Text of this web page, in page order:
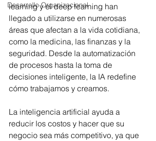
Desarrollo Organizacional
learning y el deep learning han
llegado a utilizarse en numerosas
áreas que afectan a la vida cotidiana,
como la medicina, las finanzas y la
seguridad. Desde la automatización
de procesos hasta la toma de
decisiones inteligente, la IA redefine
cómo trabajamos y creamos.
La inteligencia artificial ayuda a
reducir los costos y hacer que su
negocio sea más competitivo, ya que